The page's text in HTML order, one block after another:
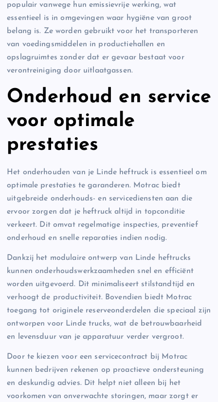
populair vanwege hun emissievrije werking, wat
essentieel is in omgevingen waar hygiëne van groot
belang is. Ze worden gebruikt voor het transporteren
van voedingsmiddelen in productiehallen en
opslagruimtes zonder dat er gevaar bestaat voor
verontreiniging door uitlaatgassen.
Onderhoud en service
voor optimale
prestaties
Het onderhouden van je Linde heftruck is essentieel om
optimale prestaties te garanderen. Motrac biedt
uitgebreide onderhouds- en servicediensten aan die
ervoor zorgen dat je heftruck altijd in topconditie
verkeert. Dit omvat regelmatige inspecties, preventief
onderhoud en snelle reparaties indien nodig.
Dankzij het modulaire ontwerp van Linde heftrucks
kunnen onderhoudswerkzaamheden snel en efficiënt
worden uitgevoerd. Dit minimaliseert stilstandtijd en
verhoogt de productiviteit. Bovendien biedt Motrac
toegang tot originele reserveonderdelen die speciaal zijn
ontworpen voor Linde trucks, wat de betrouwbaarheid
en levensduur van je apparatuur verder vergroot.
Door te kiezen voor een servicecontract bij Motrac
kunnen bedrijven rekenen op proactieve ondersteuning
en deskundig advies. Dit helpt niet alleen bij het
voorkomen van onverwachte storingen, maar zorgt er